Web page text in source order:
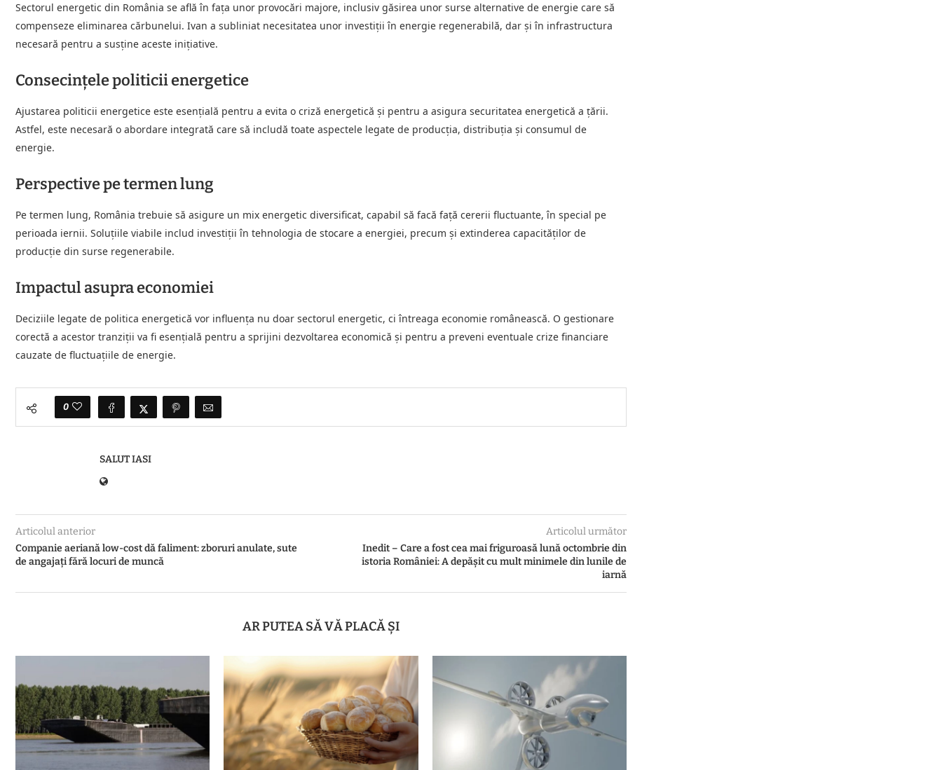
Sectorul energetic din România se află în fața unor provocări majore, inclusiv găsirea unor surse alternative de energie care să
compenseze eliminarea cărbunelui. Ivan a subliniat necesitatea unor investiții în energie regenerabilă, dar și în infrastructura
necesară pentru a susține aceste inițiative.
Consecințele politicii energetice
Ajustarea politicii energetice este esențială pentru a evita o criză energetică și pentru a asigura securitatea energetică a țării.
Astfel, este necesară o abordare integrată care să includă toate aspectele legate de producția, distribuția și consumul de
energie.
Perspective pe termen lung
Pe termen lung, România trebuie să asigure un mix energetic diversificat, capabil să facă față cererii fluctuante, în special pe
perioada iernii. Soluțiile viabile includ investiții în tehnologia de stocare a energiei, precum și extinderea capacităților de
producție din surse regenerabile.
Impactul asupra economiei
Deciziile legate de politica energetică vor influența nu doar sectorul energetic, ci întreaga economie românească. O gestionare
corectă a acestor tranziții va fi esențială pentru a sprijini dezvoltarea economică și pentru a preveni eventuale crize financiare
cauzate de fluctuațiile de energie.
0
SALUT IASI
Articolul anterior
Companie aeriană low-cost dă faliment: zboruri anulate, sute
de angajați fără locuri de muncă
Articolul următor
Inedit – Care a fost cea mai friguroasă lună octombrie din
istoria României: A depășit cu mult minimele din lunile de
iarnă
AR PUTEA SĂ VĂ PLACĂ ȘI